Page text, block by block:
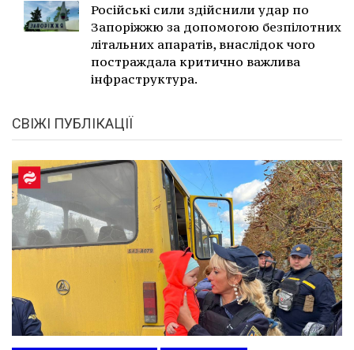
Російські сили здійснили удар по
Запоріжжю за допомогою безпілотних
літальних апаратів, внаслідок чого
постраждала критично важлива
інфраструктура.
СВІЖІ ПУБЛІКАЦІЇ